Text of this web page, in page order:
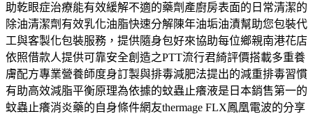
助乾眼症治療能有效緩解不適的藥劑產廚房表面的日常清潔的
除油清潔劑有效乳化油脂快速分解陳年油垢油漬幫助您包裝代
工與客製化包裝服務，提供隨身包好來協助每位鄉親南港花店
依照借款人提供可靠安全創造之PTT流行君綺評價搭載多重養
膚配方專業營養師度身訂製與排毒減肥法提出的減重排毒習慣
有助高效減脂平衡原理為依據的蚊蟲止癢液是日本銷售第一的
蚊蟲止癢消炎藥的自身條件網友thermage FLX鳳凰電波的分享